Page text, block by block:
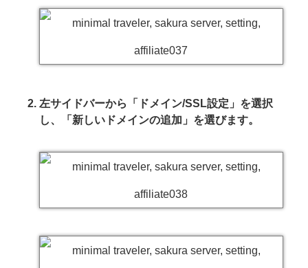
左サイドバーから「ドメイン/SSL設定」を選択
し、「新しいドメインの追加」を選びます。